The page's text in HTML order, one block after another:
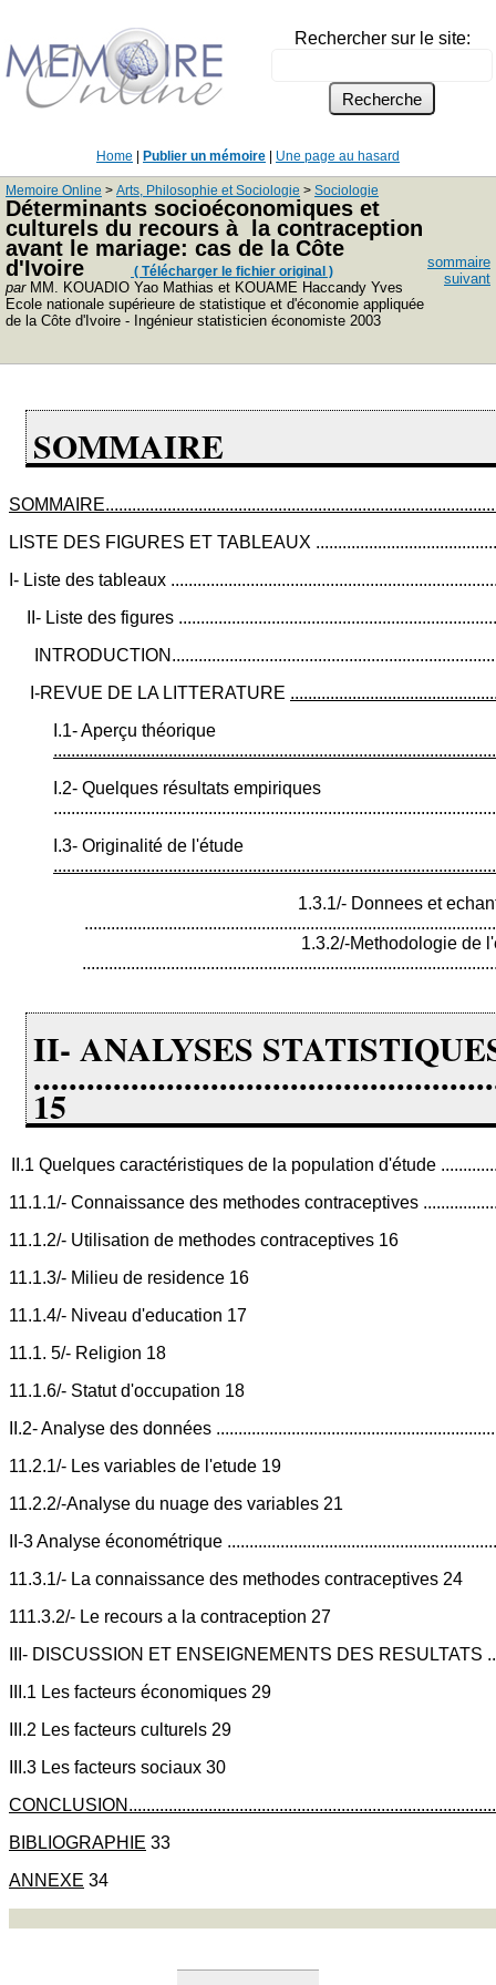
Rechercher sur le site:
Home Publier un mémoire Une page au hasard
Memoire Online > Arts, Philosophie et Sociologie > Sociologie
Déterminants socioéconomiques et
culturels du recours à la contraception
avant le mariage: cas de la Côte
d'Ivoire
( Télécharger le fichier original )
parMM. KOUADIO Yao Mathias et KOUAME Haccandy Yves
Ecole nationale supérieure de statistique et d'économie appliquée
de la Côte d'Ivoire - Ingénieur statisticien économiste 2003
sommaire
suivant
SOMMAIRE
LISTE DES FIGURES ET TABLEAUX
I- Liste des tableaux
II- Liste des figures
I-REVUE DE LA LITTERATURE
I.1- Aperçu théorique
I.2- Quelques résultats empiriques
I.3- Originalité de l'étude
1.3.1/- Donnees et
1.3.2/-Methodologie de
II- ANALYSES
15
II.1 Quelques caractéristiques de la population d'étude
11.1.1/- Connaissance des methodes contraceptives
11.1.2/- Utilisation de methodes contraceptives 16
11.1.3/- Milieu de residence 16
11.1.4/- Niveau d'education 17
11.1. 5/- Religion 18
11.1.6/- Statut d'occupation 18
II.2- Analyse des données
11.2.1/- Les variables de l'etude 19
11.2.2/-Analyse du nuage des variables 21
II-3 Analyse économétrique
11.3.1/- La connaissance des methodes contraceptives 24
111.3.2/- Le recours a la contraception 27
III- DISCUSSION ET ENSEIGNEMENTS DES RESULTATS
III.1 Les facteurs économiques 29
III.2 Les facteurs culturels 29
III.3 Les facteurs sociaux 30
BIBLIOGRAPHIE 33
ANNEXE 34